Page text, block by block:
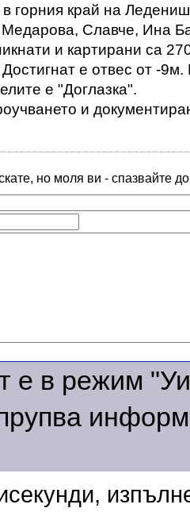
горния край на
Славче, Ина
и картирани са
е отвес от -
е "Доглазка".
и
но моля ви - спазвайте
е в режим